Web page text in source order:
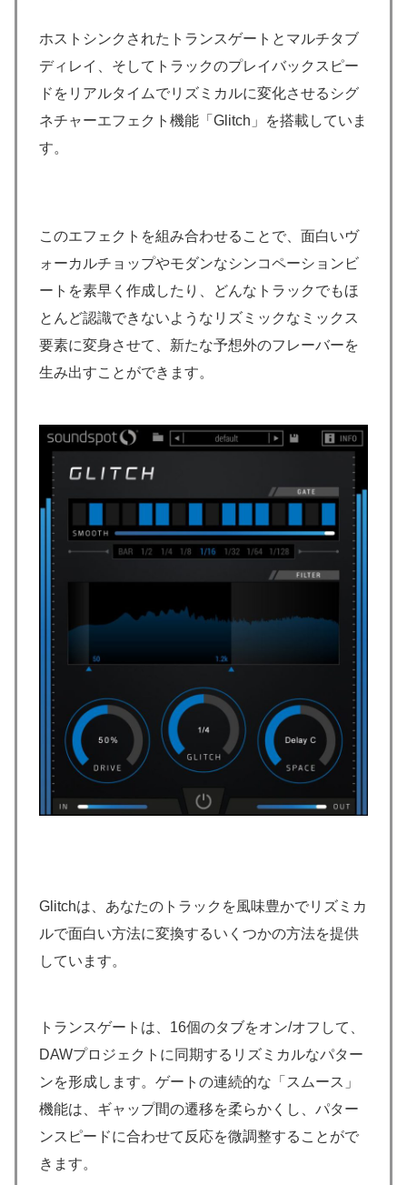
ホストシンクされたトランスゲートとマルチタブ
ディレイ、そしてトラックのプレイバックスピー
ドをリアルタイムでリズミカルに変化させるシグ
ネチャーエフェクト機能「Glitch」を搭載していま
す。
このエフェクトを組み合わせることで、面白いヴ
ォーカルチョップやモダンなシンコペーションビ
ートを素早く作成したり、どんなトラックでもほ
とんど認識できないようなリズミックなミックス
要素に変身させて、新たな予想外のフレーバーを
生み出すことができます。
Glitchは、あなたのトラックを風味豊かでリズミカ
ルで面白い方法に変換するいくつかの方法を提供
しています。
トランスゲートは、16個のタブをオン/オフして、
DAWプロジェクトに同期するリズミカルなパター
ンを形成します。ゲートの連続的な「スムース」
機能は、ギャップ間の遷移を柔らかくし、パター
ンスピードに合わせて反応を微調整することがで
きます。